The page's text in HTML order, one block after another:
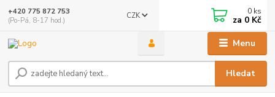
Menu
CZK
Hledat
+420 775 872 753
(Po-Pá, 8-17 hod.)
0 ks
za 0 Kč